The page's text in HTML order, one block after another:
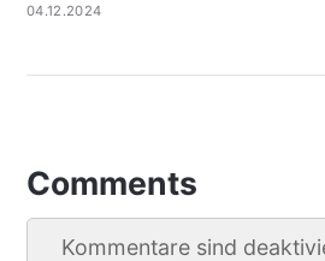
04.12.2024
Comments
Kommentare sind